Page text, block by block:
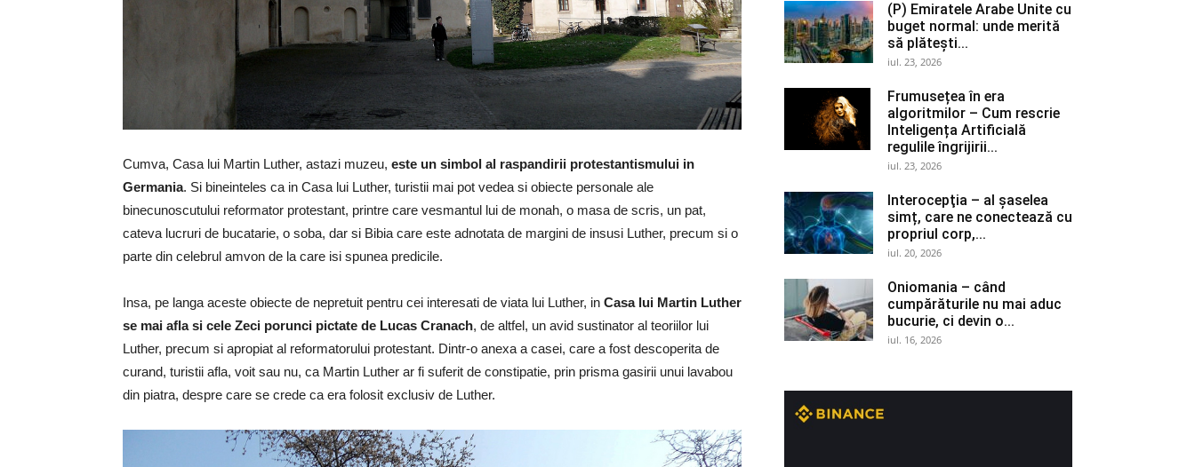
Cumva, Casa lui Martin Luther, astazi muzeu, este un simbol al raspandirii protestantismului in
Germania. Si bineinteles ca in Casa lui Luther, turistii mai pot vedea si obiecte personale ale
binecunoscutului reformator protestant, printre care vesmantul lui de monah, o masa de scris, un pat,
cateva lucruri de bucatarie, o soba, dar si Bibia care este adnotata de margini de insusi Luther, precum si o
parte din celebrul amvon de la care isi spunea predicile.
Insa, pe langa aceste obiecte de nepretuit pentru cei interesati de viata lui Luther, in Casa lui Martin Luther
se mai afla si cele Zeci porunci pictate de Lucas Cranach, de altfel, un avid sustinator al teoriilor lui
Luther, precum si apropiat al reformatorului protestant. Dintr-o anexa a casei, care a fost descoperita de
curand, turistii afla, voit sau nu, ca Martin Luther ar fi suferit de constipatie, prin prisma gasirii unui lavabou
din piatra, despre care se crede ca era folosit exclusiv de Luther.
(P) Emiratele Arabe Unite cu
buget normal: unde merită
să plătești...
iul. 23, 2026
Frumusețea în era
algoritmilor – Cum rescrie
Inteligența Artificială
regulile îngrijirii...
iul. 23, 2026
Interocepţia – al șaselea
simț, care ne conectează cu
propriul corp,...
iul. 20, 2026
Oniomania – când
cumpărăturile nu mai aduc
bucurie, ci devin o...
iul. 16, 2026